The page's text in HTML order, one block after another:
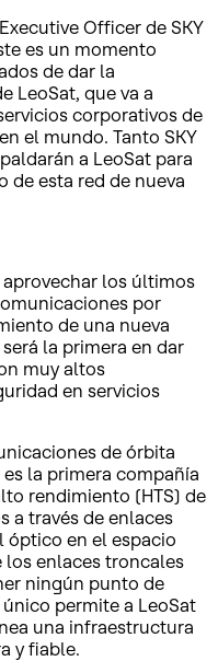
Officer de SKY
es un momento
de dar la
LeoSat, que va a
corporativos de
el mundo. Tanto SKY
a LeoSat para
de esta red de nueva
aprovechar los últimos
por
de una nueva
la primera en dar
muy altos
en servicios
de órbita
la primera compañía
rendimiento (HTS) de
a través de enlaces
óptico en el espacio
los enlaces troncales
ningún punto de
permite a LeoSat
una infraestructura
y fiable.